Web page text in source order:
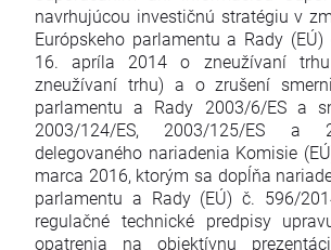
navrhujúcou investičnú stratégiu v
Európskeho parlamentu a Rady
16. apríla 2014 o zneužívaní
zneužívaní trhu) a o zrušení
parlamentu a Rady 2003/6/ES a
2003/124/ES, 2003/125/ES a
delegovaného nariadenia Komisie
marca 2016, ktorým sa dopĺňa
parlamentu a Rady (EÚ) č. 596/
regulačné technické predpisy
opatrenia na objektívnu